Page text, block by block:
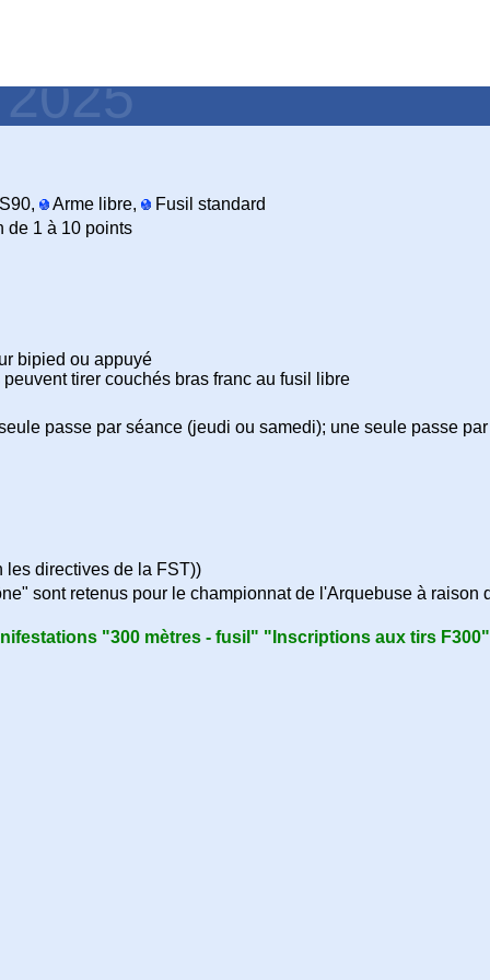
2025
Arme libre,
Fusil standard
de 1 à 10 points
bipied ou appuyé
tirer couchés bras franc au fusil libre
passe par séance (jeudi ou samedi); une seule passe
les directives de la FST))
sont retenus pour le championnat de l'Arquebuse à raison
"300 mètres - fusil" "Inscriptions aux tirs